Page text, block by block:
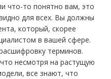
что-то понятно вам, это
для всех. Вы должны
который, скорее
в вашей сфере.
терминов.
несмотря на растущую
все знают, что